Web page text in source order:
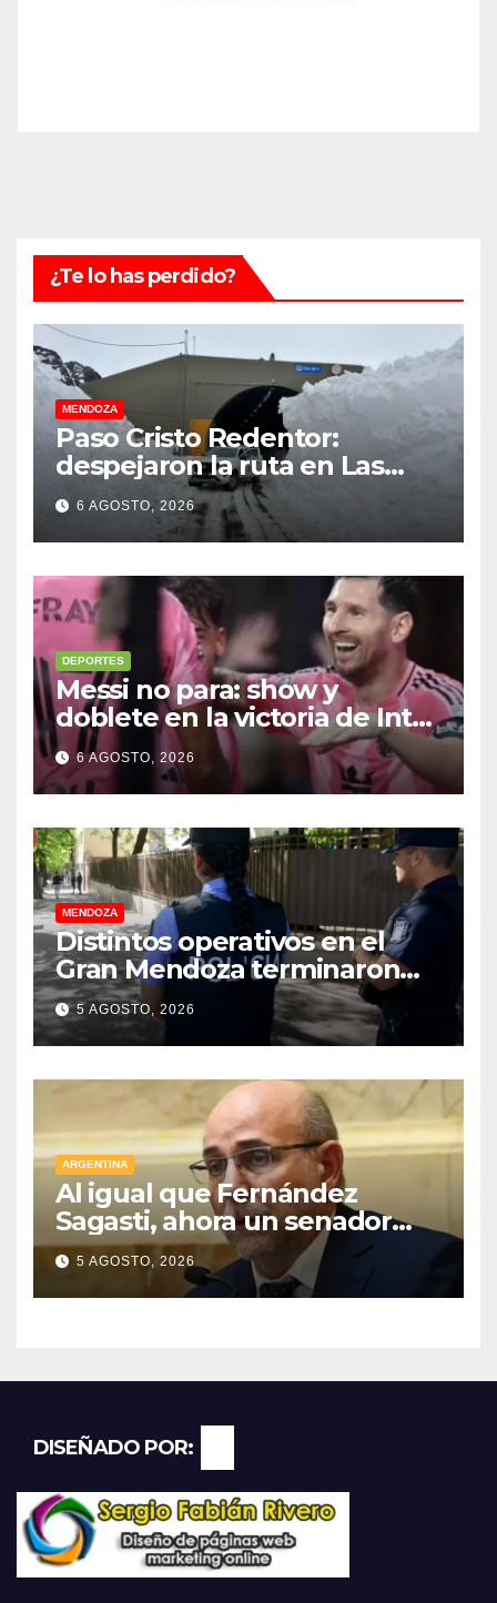
¿Te lo has perdido?
MENDOZA
Paso Cristo Redentor:
despejaron la ruta en Las
Cuevas antes de otro
temporal con unos 1.500
camiones varados
6 AGOSTO, 2026
DEPORTES
Messi no para: show y
doblete en la victoria de Inter
Miami
6 AGOSTO, 2026
MENDOZA
Distintos operativos en el
Gran Mendoza terminaron
con cuatro delincuentes
detenidos
5 AGOSTO, 2026
ARGENTINA
Al igual que Fernández
Sagasti, ahora un senador
radical pidió votar en forma
remota
5 AGOSTO, 2026
DISEÑADO POR: